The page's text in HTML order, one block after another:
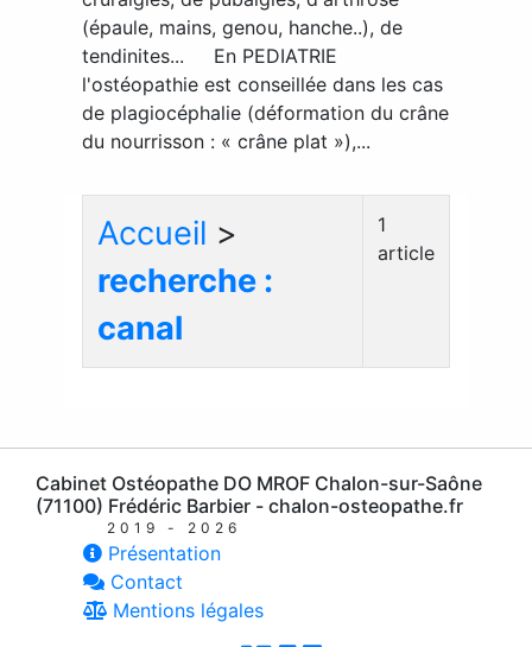
(épaule, mains, genou, hanche..), de
tendinites... En PEDIATRIE
l'ostéopathie est conseillée dans les cas
de plagiocéphalie (déformation du crâne
du nourrisson : « crâne plat »),...
Accueil >
recherche :
canal
1
article
Cabinet Ostéopathe DO MROF Chalon-sur-Saône
(71100) Frédéric Barbier - chalon-osteopathe.fr
2019 - 2026
Présentation
Contact
Mentions légales